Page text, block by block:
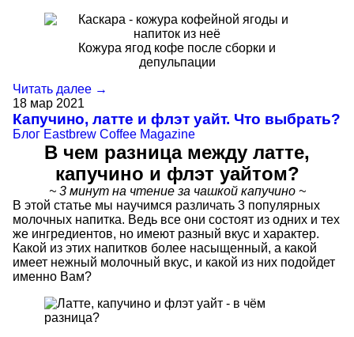
Кожура ягод кофе после сборки и
депульпации
Читать далее →
18 мар 2021
Капучино, латте и флэт уайт. Что выбрать?
Блог Eastbrew Coffee Magazine
В чем разница между латте,
капучино и флэт уайтом?
~ 3 минут на чтение за чашкой капучино ~
В этой статье мы научимся различать 3 популярных
молочных напитка. Ведь все они состоят из одних и тех
же ингредиентов, но имеют разный вкус и характер.
Какой из этих напитков более насыщенный, а какой
имеет нежный молочный вкус, и какой из них подойдет
именно Вам?